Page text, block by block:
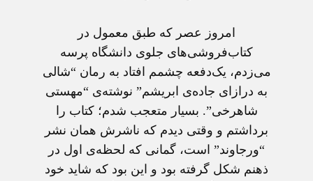
امروز عصر که طبق معمول در
کتاب‌فروشی‌های جلوی دانشگاه پرسه
می‌زدم، یک‌دفعه چشمم افتاد به رمان “شالی
به درازای جاده‌ی ابریشم” نوشته‌ی “مهستی
شاهرخی”. بسیار متعجب شدم؛ کتاب را
برداشتم و وقتی دیدم که ناشرش همان نشر
“ورجاوند” است، گمانی که لحظه‌ی اول در
ذهنم شکل گرفته بود و این بود که شاید خود